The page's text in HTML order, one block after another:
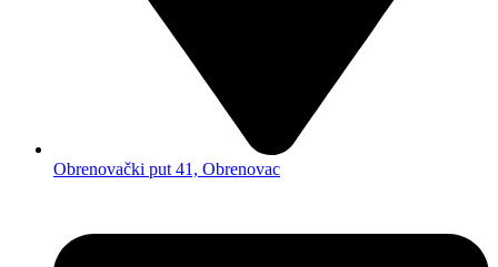
Obrenovački put 41, Obrenovac